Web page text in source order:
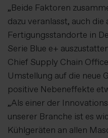
„Beide Faktoren
dazu veranlasst, auch die
Fertigungsstandorte in
Serie Blue e+
Chief Supply Chain
Umstellung auf die neue
positive Nebeneffekte
„Als einer der
unserer Branche ist es
Kühlgeräten an allen